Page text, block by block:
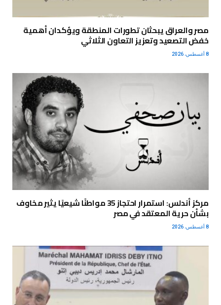
مصر والعراق يبحثان تطورات المنطقة ويؤكدان أهمية
خفض التصعيد وتعزيز التعاون الثلاثي
8 أغسطس، 2026
مركز أندلس: استمرار احتجاز 35 مواطنًا شيعيًا يثير مخاوف
بشأن حرية المعتقد في مصر
8 أغسطس، 2026